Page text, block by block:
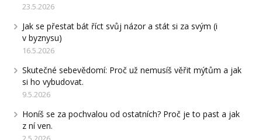
23.5.2026
Jak se přestat bát říct svůj názor a stát si za svým (i
v byznysu)
16.5.2026
Skutečné sebevědomí: Proč už nemusíš věřit mýtům a jak
si ho vybudovat.
9.5.2026
Honíš se za pochvalou od ostatních? Proč je to past a jak
z ní ven.